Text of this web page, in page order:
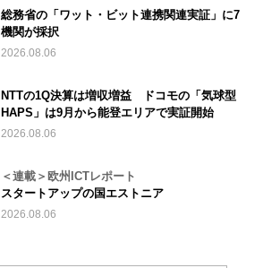
総務省の「ワット・ビット連携関連実証」に7
機関が採択
2026.08.06
NTTの1Q決算は増収増益 ドコモの「気球型
HAPS」は9月から能登エリアで実証開始
2026.08.06
＜連載＞欧州ICTレポート
スタートアップの国エストニア
2026.08.06